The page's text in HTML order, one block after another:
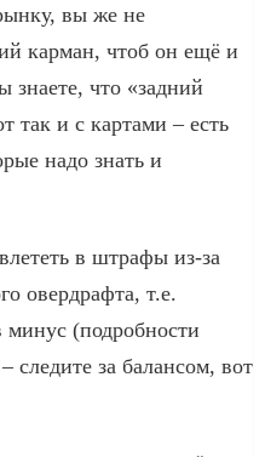
вы же не
карман, чтоб он ещё и
знаете, что «задний
так и с картами – есть
надо знать и
в штрафы из-за
овердрафта, т.е.
минус (подробности
следите за балансом, вот